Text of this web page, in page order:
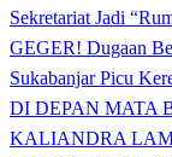
Sekretariat Jadi
GEGER! Dugaan
Sukabanjar Picu
DI DEPAN MATA
KALIANDRA